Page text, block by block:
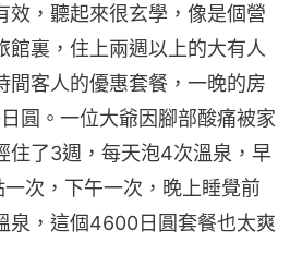
效，聽起來很玄學，像是個營
館裏，住上兩週以上的大有人
間客人的優惠套餐，一晚的房
圓。一位大爺因腳部酸痛被家
住了3週，每天泡4次溫泉，早
一次，下午一次，晚上睡覺前
泉，這個4600日圓套餐也太爽